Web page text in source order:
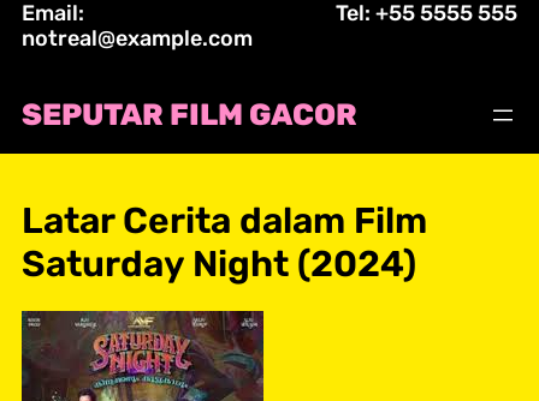
Skip
to
Email:
notreal@example.com
Tel: +55 5555 555
SEPUTAR FILM GACOR
Latar Cerita dalam Film
Saturday Night (2024)